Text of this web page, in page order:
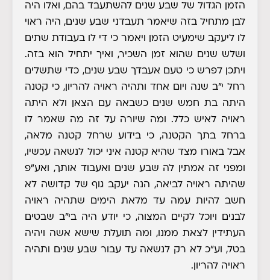
הזמן הגדול של שבע שנים להשתעבד בהם, ואלו היה
לבן מתחיל בזה שיאמר תעבדני שבע שנים, היה ראוי
לו ליעקב שימעיט הזמן ויאמר כי די לו בעבודת שתים
ושלש שנים שהוא זמן השכיר, ואיך יתחיל הוא בזה.
ויתכן לפרש כי טעם אעבדך שבע שנים, כדי שתשלים
רחל י"ב שנה ויום אחד ותהיה ראויה להריון, כי קטנה
היתה בת חמש שנים כשבאה עם הצאן ולא היתה
ראויה לאיש כלל. ומה שיורה על זה מה שאמר לו
ברחל בתך הקטנה, כי בידוע שרחל קטנה מלאה,
אבל באורו מצד שהיא קטנה איני יכול לנשאה עכשיו,
ומפני זה אמתין לה שבע שנים ואעבוד אותך, ואע"פ
שהיתה ראויה לביאה, הנה יעקב גוף של קדושה לא
חשב להיות עמה עד מלאת הימים שתהיה ראויה
לבנים ויוכל לקיים המצוה, כי יודע היה בי"ב שבטים
העתידין לצאת ממנו, ומה תועלת שישא אשה ויהיה
בטל, וע"כ לא רק לנשאה עד עבור שבע שנים ותהיה
ראויה להריון.